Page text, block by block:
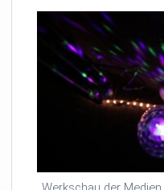
01:00 duration